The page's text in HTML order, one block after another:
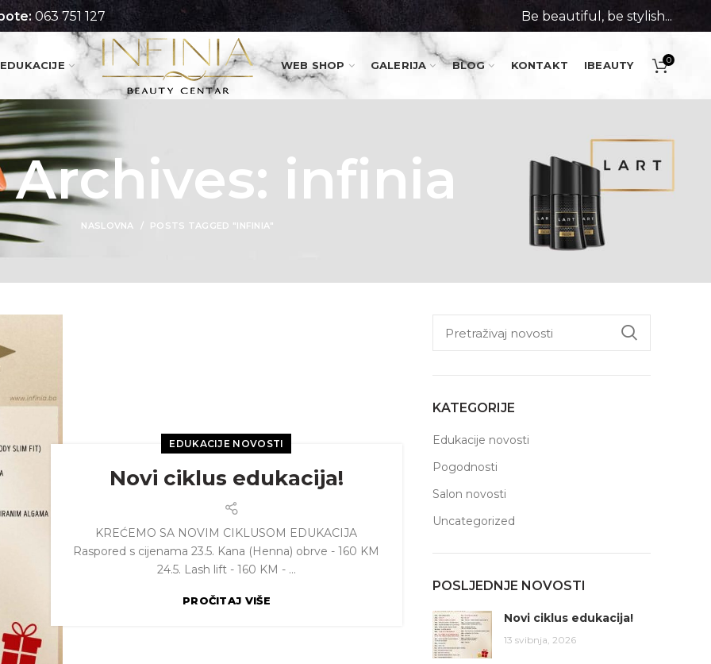
063 751 127 Be beautiful, be stylish...
EDUKACIJE WEB SHOP GALERIJA BLOG KONTAKT IBEAUTY 0
Archives: infinia
NASLOVNA POSTS TAGGED "INFINIA"
EDUKACIJE NOVOSTI
Novi ciklus edukacija!
KREĆEMO SA NOVIM CIKLUSOM EDUKACIJA
Raspored s cijenama 23.5. Kana (Henna) obrve - 160 KM
24.5. Lash lift - 160 KM - ...
PROČITAJ VIŠE
KATEGORIJE
Edukacije novosti
Pogodnosti
Salon novosti
Uncategorized
POSLJEDNJE NOVOSTI
Novi ciklus edukacija!
13 svibnja, 2026